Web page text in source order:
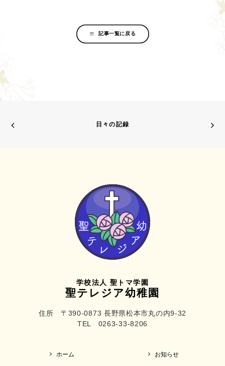
記事一覧に戻る
日々の記録
学校法人 聖トマ学園
聖テレジア幼稚園
住所 〒390-0873 長野県松本市丸の内9-32
TEL 0263-33-8206
ホーム お知らせ